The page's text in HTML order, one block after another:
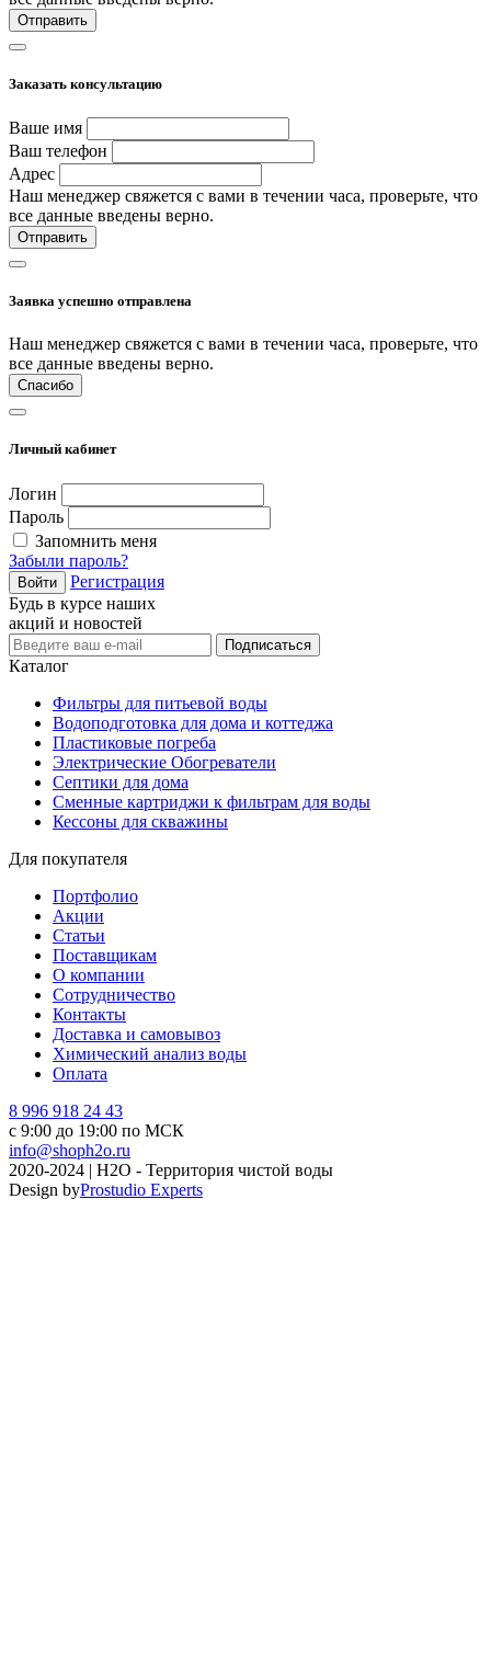
Отправить
Заказать консультацию
Ваше имя
Ваш телефон
Адрес
Наш менеджер свяжется с вами в течении часа, проверьте, что
все данные введены верно.
Отправить
Заявка успешно отправлена
Наш менеджер свяжется с вами в течении часа, проверьте, что
все данные введены верно.
Спасибо
Личный кабинет
Логин
Пароль
Запомнить меня
Забыли пароль?
Войти
Регистрация
Будь в курсе наших
акций и новостей
Подписаться
Каталог
Фильтры для питьевой воды
Водоподготовка для дома и коттеджа
Пластиковые погреба
Электрические Обогреватели
Септики для дома
Сменные картриджи к фильтрам для воды
Кессоны для скважины
Для покупателя
Портфолио
Акции
Статьи
Поставщикам
О компании
Сотрудничество
Контакты
Доставка и самовывоз
Химический анализ воды
Оплата
8 996 918 24 43
с 9:00 до 19:00 по МСК
info@shoph2o.ru
2020-2024 | H2O - Территория чистой воды
Design byProstudio Experts